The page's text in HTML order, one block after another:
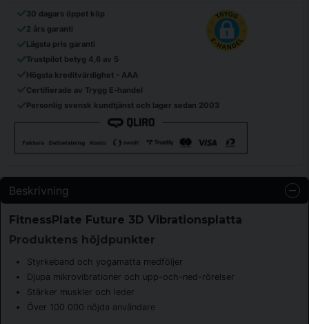
30 dagars öppet köp
2 års garanti
Lägsta pris garanti
Trustpilot betyg 4,6 av 5
Högsta kreditvärdighet - AAA
Certifierade av Trygg E-handel
Personlig svensk kundtjänst och lager sedan 2003
Beskrivning
FitnessPlate Future 3D Vibrationsplatta
Produktens höjdpunkter
Styrkeband och yogamatta medföljer
Djupa mikrovibrationer och upp-och-ned-rörelser
Stärker muskler och leder
Över 100 000 nöjda användare